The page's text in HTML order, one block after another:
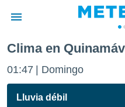
de
ha sido
Clima en
01:47 Domingo
Lluvia débil